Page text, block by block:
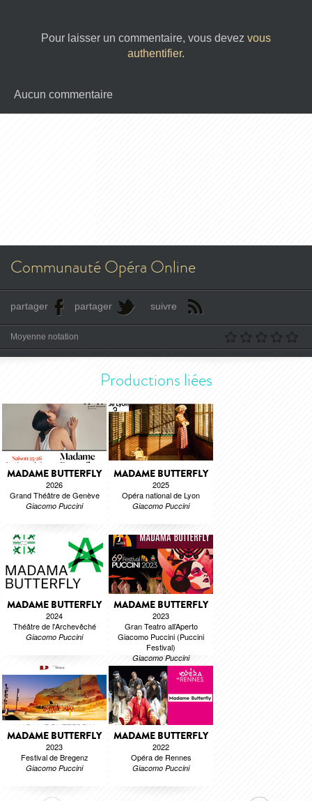
Pour laisser un commentaire, vous devez vous
authentifier.
Aucun commentaire
Communauté Opéra Online
partager partager suivre
Moyenne notation
Productions liées
MADAME BUTTERFLY
2026
Grand Théâtre de Genève
Giacomo Puccini
MADAME BUTTERFLY
2025
Opéra national de Lyon
Giacomo Puccini
MADAME BUTTERFLY
2024
Théâtre de l'Archevêché
Giacomo Puccini
MADAME BUTTERFLY
2023
Gran Teatro all’Aperto
Giacomo Puccini (Puccini
Festival)
Giacomo Puccini
MADAME BUTTERFLY
2023
Festival de Bregenz
Giacomo Puccini
MADAME BUTTERFLY
2022
Opéra de Rennes
Giacomo Puccini